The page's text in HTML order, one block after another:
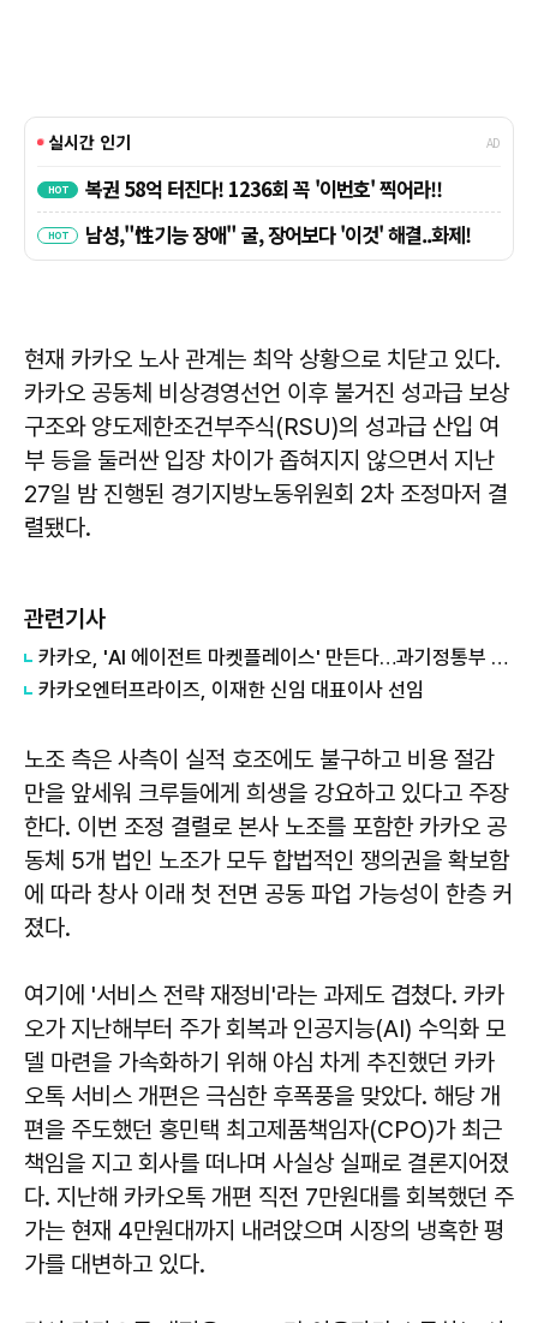
현재 카카오 노사 관계는 최악 상황으로 치닫고 있다.
카카오 공동체 비상경영선언 이후 불거진 성과급 보상
구조와 양도제한조건부주식(RSU)의 성과급 산입 여
부 등을 둘러싼 입장 차이가 좁혀지지 않으면서 지난
27일 밤 진행된 경기지방노동위원회 2차 조정마저 결
렬됐다.
관련기사
카카오, 'AI 에이전트 마켓플레이스' 만든다…과기정통부 개발 사업 수주
카카오엔터프라이즈, 이재한 신임 대표이사 선임
노조 측은 사측이 실적 호조에도 불구하고 비용 절감
만을 앞세워 크루들에게 희생을 강요하고 있다고 주장
한다. 이번 조정 결렬로 본사 노조를 포함한 카카오 공
동체 5개 법인 노조가 모두 합법적인 쟁의권을 확보함
에 따라 창사 이래 첫 전면 공동 파업 가능성이 한층 커
졌다.
여기에 '서비스 전략 재정비'라는 과제도 겹쳤다. 카카
오가 지난해부터 주가 회복과 인공지능(AI) 수익화 모
델 마련을 가속화하기 위해 야심 차게 추진했던 카카
오톡 서비스 개편은 극심한 후폭풍을 맞았다. 해당 개
편을 주도했던 홍민택 최고제품책임자(CPO)가 최근
책임을 지고 회사를 떠나며 사실상 실패로 결론지어졌
다. 지난해 카카오톡 개편 직전 7만원대를 회복했던 주
가는 현재 4만원대까지 내려앉으며 시장의 냉혹한 평
가를 대변하고 있다.